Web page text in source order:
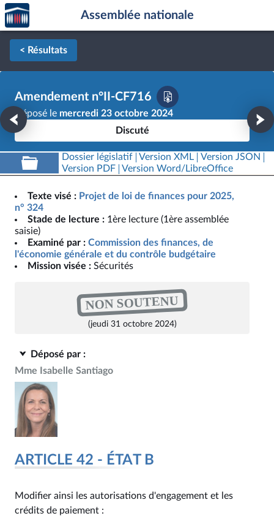
Aller au contenu
Aller en bas de la page
Accèder
à la
page
d'accueil
Assemblée nationale
< Résultats
Amendement n°II-CF716
Déposé le mercredi 23 octobre 2024
Discuté
Dossier législatif Version XML
Version JSON
Version PDF
Version Word/LibreOffice
Texte visé : Projet de loi de finances pour 2025,
n° 324
Stade de lecture : 1ère lecture (1ère assemblée
saisie)
Examiné par : Commission des finances, de
l'économie générale et du contrôle budgétaire
Mission visée : Sécurités
NON SOUTENU
(jeudi 31 octobre 2024)
Déposé par :
Mme Isabelle Santiago
ARTICLE 42 - ÉTAT B
Modifier ainsi les autorisations d'engagement et les
crédits de paiement :